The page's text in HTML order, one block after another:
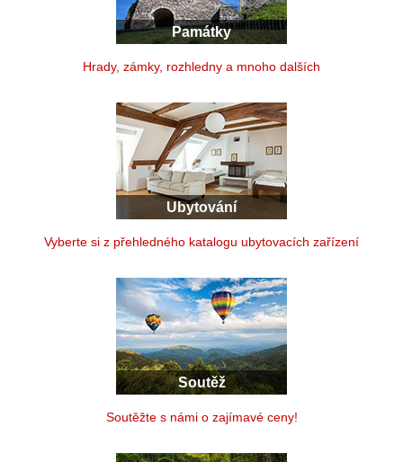
Památky
Hrady, zámky, rozhledny a mnoho dalších
Ubytování
Vyberte si z přehledného katalogu ubytovacích zařízení
Soutěž
Soutěžte s námi o zajímavé ceny!